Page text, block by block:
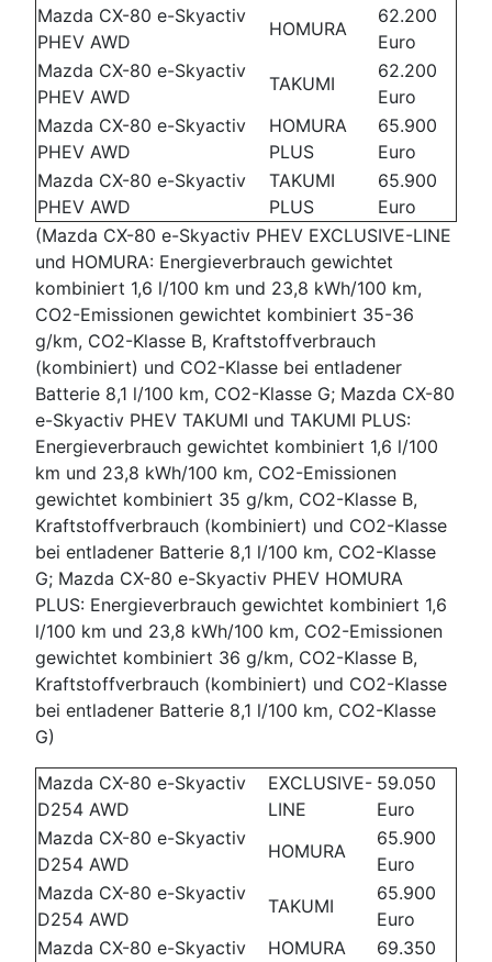
Mazda CX-80 e-Skyactiv
PHEV AWD
HOMURA
62.200
Euro
Mazda CX-80 e-Skyactiv
PHEV AWD
TAKUMI
62.200
Euro
Mazda CX-80 e-Skyactiv
PHEV AWD
HOMURA
PLUS
65.900
Euro
Mazda CX-80 e-Skyactiv
PHEV AWD
TAKUMI
PLUS
65.900
Euro
(Mazda CX-80 e-Skyactiv PHEV EXCLUSIVE-LINE
und HOMURA: Energieverbrauch gewichtet
kombiniert 1,6 l/100 km und 23,8 kWh/100 km,
CO2-Emissionen gewichtet kombiniert 35-36
g/km, CO2-Klasse B, Kraftstoffverbrauch
(kombiniert) und CO2-Klasse bei entladener
Batterie 8,1 l/100 km, CO2-Klasse G; Mazda CX-80
e-Skyactiv PHEV TAKUMI und TAKUMI PLUS:
Energieverbrauch gewichtet kombiniert 1,6 l/100
km und 23,8 kWh/100 km, CO2-Emissionen
gewichtet kombiniert 35 g/km, CO2-Klasse B,
Kraftstoffverbrauch (kombiniert) und CO2-Klasse
bei entladener Batterie 8,1 l/100 km, CO2-Klasse
G; Mazda CX-80 e-Skyactiv PHEV HOMURA
PLUS: Energieverbrauch gewichtet kombiniert 1,6
l/100 km und 23,8 kWh/100 km, CO2-Emissionen
gewichtet kombiniert 36 g/km, CO2-Klasse B,
Kraftstoffverbrauch (kombiniert) und CO2-Klasse
bei entladener Batterie 8,1 l/100 km, CO2-Klasse
G)
Mazda CX-80 e-Skyactiv
D254 AWD
EXCLUSIVE-
LINE
59.050
Euro
Mazda CX-80 e-Skyactiv
D254 AWD
HOMURA
65.900
Euro
Mazda CX-80 e-Skyactiv
D254 AWD
TAKUMI
65.900
Euro
Mazda CX-80 e-Skyactiv
HOMURA
69.350